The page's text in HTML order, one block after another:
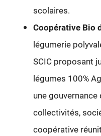
scolaires.
Coopérative Bio
légumerie
SCIC proposant
légumes 100%
une
collectivités,
coopérative